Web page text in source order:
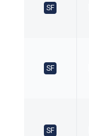
SF
SF
SF